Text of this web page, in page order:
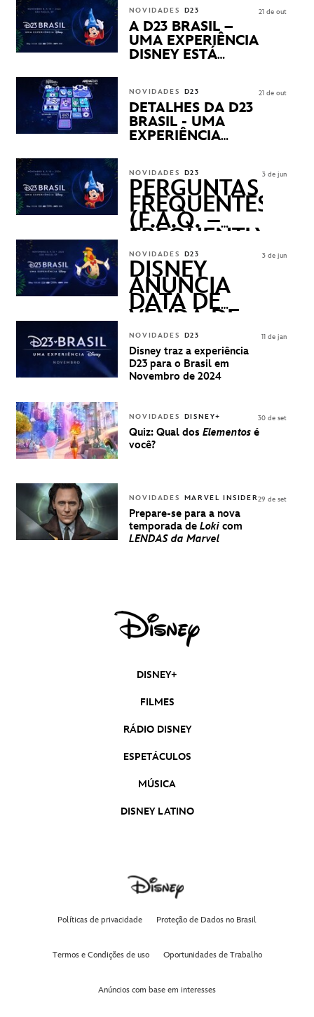
APRESENTAÇÕES E
PRODUTOS EXCLUSIVOS
NO TRANSAMÉRICA EXPO
CENTER EM SÃO PAULO
NOVIDADES D23
A D23 BRASIL –
UMA EXPERIÊNCIA
DISNEY ESTÁ
21 de out
NOVIDADES D23
DETALHES DA D23
BRASIL - UMA
EXPERIÊNCIA
21 de out
NOVIDADES D23
PERGUNTAS
FREQUENTES
(F.A.Q. –
FREQUENTLY
ASKED
QUESTIONS)
3 de jun
NOVIDADES D23
DISNEY
ANUNCIA
DATA DE
VENDA DE
INGRESSOS
PARA A D23
BRASIL -
UMA
DISNEY
3 de jun
NOVIDADES D23
Disney traz a experiência
D23 para o Brasil em
Novembro de 2024
11 de jan
NOVIDADES DISNEY+
Quiz: Qual dos Elementos é
você?
30 de set
NOVIDADES MARVEL INSIDER
Prepare-se para a nova
temporada de Loki com
LENDAS da Marvel
29 de set
DISNEY+
FILMES
RÁDIO DISNEY
ESPETÁCULOS
MÚSICA
DISNEY LATINO
Políticas de privacidade Proteção de Dados no Brasil
Termos e Condições de uso Oportunidades de Trabalho
Anúncios com base em interesses